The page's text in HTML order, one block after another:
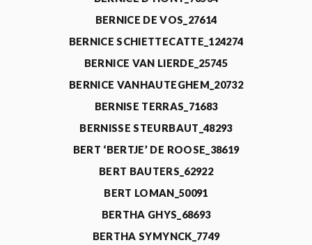
BERNICE DE VOS_27614
BERNICE SCHIETTECATTE_124274
BERNICE VAN LIERDE_25745
BERNICE VANHAUTEGHEM_20732
BERNISE TERRAS_71683
BERNISSE STEURBAUT_48293
BERT ‘BERTJE’ DE ROOSE_38619
BERT BAUTERS_62922
BERT LOMAN_50091
BERTHA GHYS_68693
BERTHA SYMYNCK_7749